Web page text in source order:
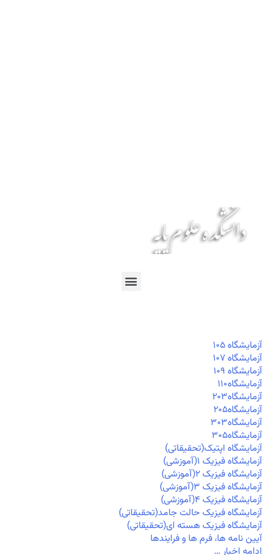
آزمايشگاه ۱۰۵
آزمايشگاه ۱۰۷
آزمايشگاه ۱۰۹
آزمايشگاه۱۱۰
آزمايشگاه۲۰۳
آزمايشگاه۲۰۵
آزمايشگاه۳۰۳
آزمايشگاه۳۰۵
آزمایشگاه اپتیک(تحقیقاتی)
آزمایشگاه فیزیک ۱(آموزشی)
آزمایشگاه فیزیک ۲(آموزشی)
آزمایشگاه فیزیک ۳(آموزشی)
آزمایشگاه فیزیک ۴(آموزشی)
آزمایشگاه فیزیک حالت جامد(تحقیقاتی)
آزمایشگاه فیزیک هسته ای(تحقیقاتی)
آیین نامه ها، فرم ها و فرایندها
ادامه اخبار …